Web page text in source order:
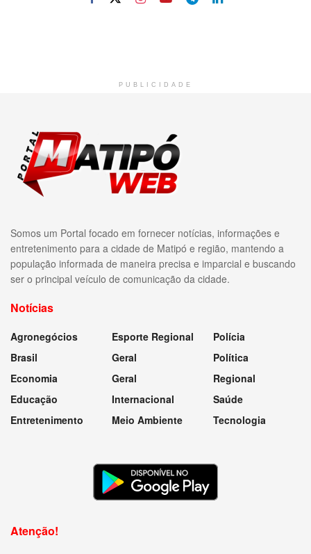
PUBLICIDADE
Somos um Portal focado em fornecer notícias, informações e
entretenimento para a cidade de Matipó e região, mantendo a
população informada de maneira precisa e imparcial e buscando
ser o principal veículo de comunicação da cidade.
Notícias
Agronegócios
Brasil
Economia
Educação
Entretenimento
Esporte Regional
Geral
Geral
Internacional
Meio Ambiente
Polícia
Política
Regional
Saúde
Tecnologia
Atenção!